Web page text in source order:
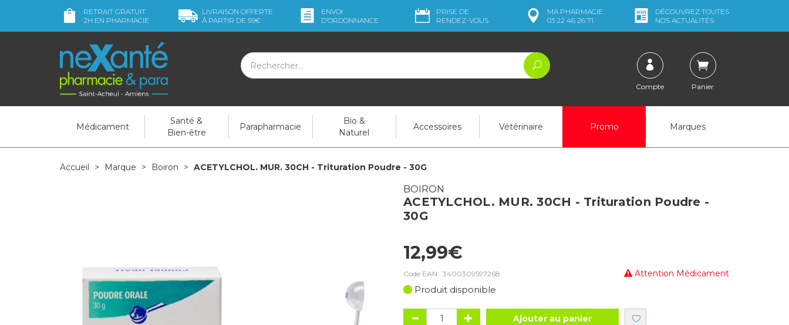
RETRAIT GRATUIT
2H EN PHARMACIE
LIVRAISON OFFERTE
À PARTIR DE 59€
ENVOI
D’ORDONNANCE
PRISE DE
RENDEZ-VOUS
MAPHARMACIE
03 22 46 26 71
DÉCOUVREZ TOUTES
NOS ACTUALITÉS
Compte Panier
Médicament
Santé &
Bien-être
Parapharmacie
Bio &
Naturel
Accessoires Vétérinaire Promo Marques
Accueil Marque Boiron ACETYLCHOL. MUR. 30CH - Trituration Poudre - 30G
BOIRON
ACETYLCHOL. MUR. 30CH - Trituration Poudre -
30G
12,99€
Attention Médicament
Code EAN : 3400309597268
Produit disponible
Ajouter au panier